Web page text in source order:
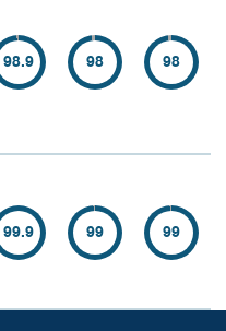
98.9 98 98
99.9 99 99